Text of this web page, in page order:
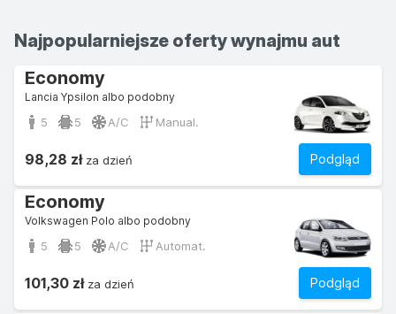
Najpopularniejsze oferty wynajmu aut
Economy
Lancia Ypsilon albo podobny
5 5 A/C Manual.
Podgląd
98,28 złza dzień
Economy
Volkswagen Polo albo podobny
5 5 A/C Automat.
Podgląd
101,30 złza dzień